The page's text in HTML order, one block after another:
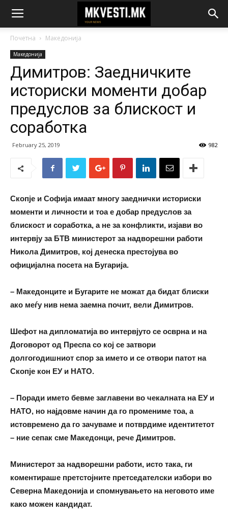
Почетна Македонија
Македонија
Димитров: Заедничките
историски моменти добар
предуслов за блискост и
соработка
February 25, 2019 982
Скопје и Софија имаат многу заеднички историски
моменти и личности и тоа е добар предуслов за
блискост и соработка, а не за конфликти, изјави во
интервју за БТВ министерот за надворешни работи
Никола Димитров, кој денеска престојува во
официјална посета на Бугарија.
– Македонците и Бугарите не можат да бидат блиски
ако меѓу нив нема заемна почит, вели Димитров.
Шефот на дипломатија во интервјуто се осврна и на
Договорот од Преспа со кој се затвори
долгогодишниот спор за името и се отвори патот на
Скопје кон ЕУ и НАТО.
– Поради името бевме заглавени во чекалната на ЕУ и
НАТО, но најдовме начин да го промениме тоа, а
истовремено да го зачуваме и потврдиме идентитетот
– ние сепак сме Македонци, рече Димитров.
Министерот за надворешни работи, исто така, ги
коментираше претстојните претседателски избори во
Северна Македонија и спомнувањето на неговото име
како можен кандидат.